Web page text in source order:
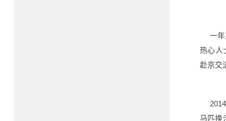
一
热心人
赴京交
2014
马匹换